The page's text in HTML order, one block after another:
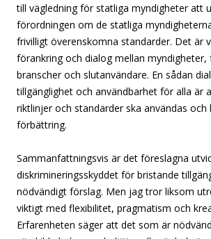
till vägledning för statliga myndigheter att
förordningen om de statliga
frivilligt överenskomna standarder. Det är
förankring och dialog mellan myndigheter,
branscher och slutanvändare. En sådan
tillgänglighet och användbarhet för alla är
riktlinjer och standarder ska användas
förbättring.
Sammanfattningsvis är det föreslagna
diskrimineringsskyddet för bristande
nödvändigt förslag. Men jag tror liksom
viktigt med flexibilitet, pragmatism och
Erfarenheten säger att det som är